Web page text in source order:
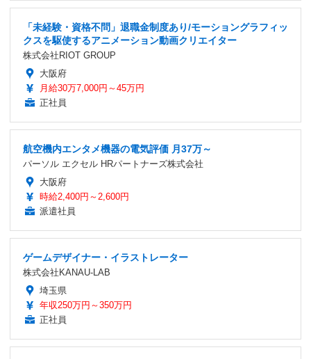
「未経験・資格不問」退職金制度あり/モーショングラフィッ
クスを駆使するアニメーション動画クリエイター
株式会社RIOT GROUP
大阪府
月給30万7,000円～45万円
正社員
航空機内エンタメ機器の電気評価 月37万～
パーソル エクセル HRパートナーズ株式会社
大阪府
時給2,400円～2,600円
派遣社員
ゲームデザイナー・イラストレーター
株式会社KANAU-LAB
埼玉県
年収250万円～350万円
正社員